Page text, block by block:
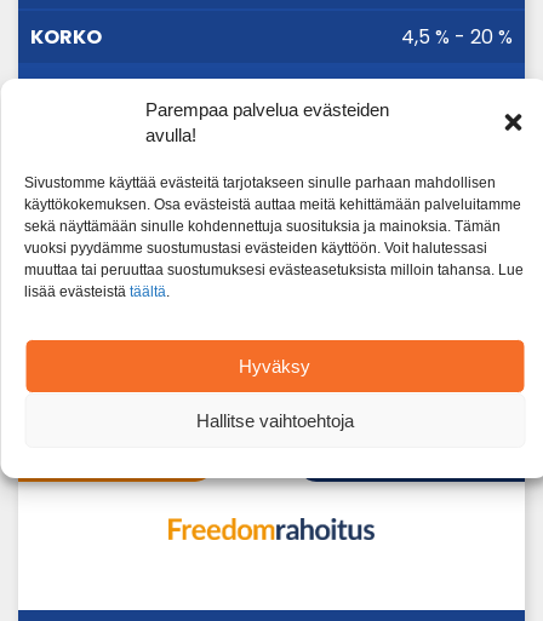
Parempaa palvelua evästeiden
avulla!
Sivustomme käyttää evästeitä tarjotakseen sinulle parhaan mahdollisen
käyttökokemuksen. Osa evästeistä auttaa meitä kehittämään palveluitamme
sekä näyttämään sinulle kohdennettuja suosituksia ja mainoksia. Tämän
vuoksi pyydämme suostumustasi evästeiden käyttöön. Voit halutessasi
muuttaa tai peruuttaa suostumuksesi evästeasetuksista milloin tahansa. Lue
lisää evästeistä täältä.
Hyväksy
Hallitse vaihtoehtoja
4,5 % - 20 %
Täytä hakemus
Tarkista yhteistyökumppanit
Esimerkkikorko: Luoton ollessa 15 000 €, 6 v. laina-
ajalla, on kuukausierä 270 € / 72 kk ajan. Tällöin luoton
todellinen vuosikorko 9,38 % (sis. 0 € laskutuslisän ja
avausmaksun 0 €).